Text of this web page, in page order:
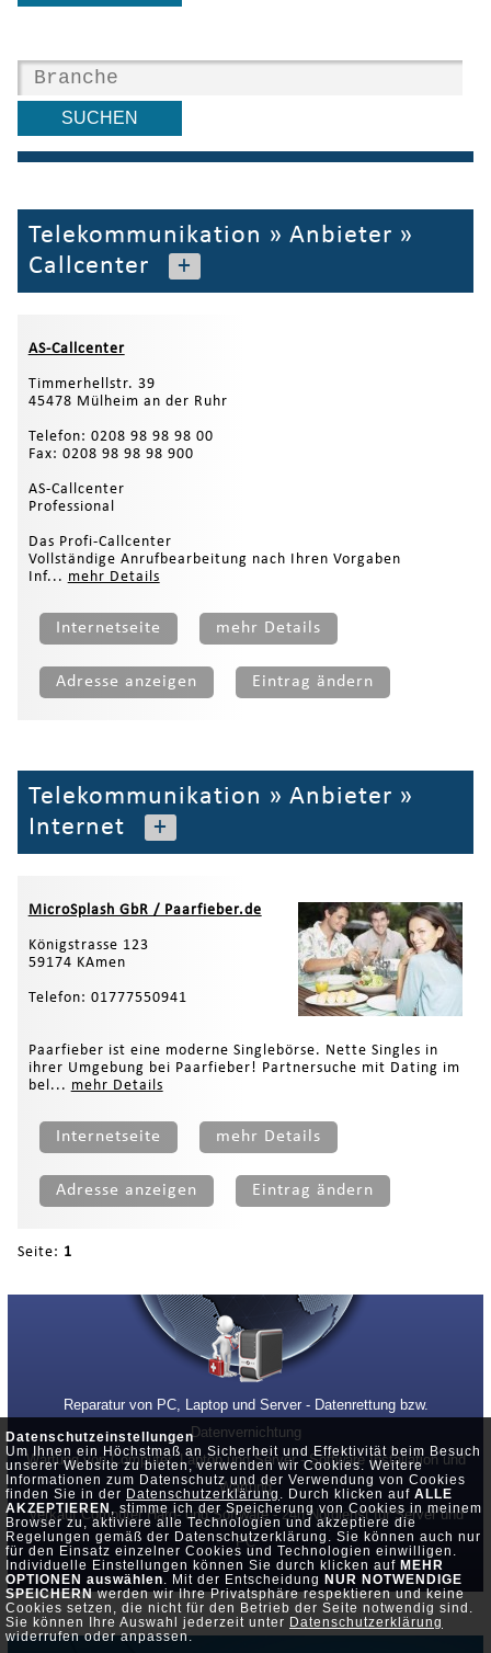
Datenschutzeinstellungen
Um Ihnen ein Höchstmaß an Sicherheit und Effektivität beim Besuch
unserer Website zu bieten, verwenden wir Cookies. Weitere
Informationen zum Datenschutz und der Verwendung von Cookies
finden Sie in der Datenschutzerklärung . Durch klicken auf ALLE
AKZEPTIEREN , stimme ich der Speicherung von Cookies in meinem
Browser zu, aktiviere alle Technologien und akzeptiere die
Regelungen gemäß der Datenschutzerklärung. Sie können auch nur
für den Einsatz einzelner Cookies und Technologien einwilligen.
Individuelle Einstellungen können Sie durch klicken auf MEHR
OPTIONEN auswählen. Mit der Entscheidung NUR NOTWENDIGE
SPEICHERNwerden wir Ihre Privatsphäre respektieren und keine
Cookies setzen, die nicht für den Betrieb der Seite notwendig sind.
Sie können Ihre Auswahl jederzeit unter Datenschutzerklärung
widerrufen oder anpassen.
Telekommunikation » Anbieter »
Callcenter
+
AS-Callcenter
Timmerhellstr. 39
45478 Mülheim an der Ruhr
Telefon: 0208 98 98 98 00
Fax: 0208 98 98 98 900
AS-Callcenter
Professional
Das Profi-Callcenter
Vollständige Anrufbearbeitung nach Ihren Vorgaben
Inf... mehr Details
Internetseite mehr Details
Adresse anzeigen Eintrag ändern
Telekommunikation » Anbieter »
Internet
+
MicroSplash GbR / Paarfieber.de
Königstrasse 123
59174 KAmen
Telefon: 01777550941
Paarfieber ist eine moderne Singlebörse. Nette Singles in
ihrer Umgebung bei Paarfieber! Partnersuche mit Dating im
bel... mehr Details
Internetseite mehr Details
Adresse anzeigen Eintrag ändern
Seite: 1
Reparatur von PC, Laptop und Server - Datenrettung bzw.
Datenvernichtung
Wartung von Computer, Laptop und Server - Software Installation und
Wartung
Verkauf Computer Hard- und Software - 24h Notdienst für Server und
PC